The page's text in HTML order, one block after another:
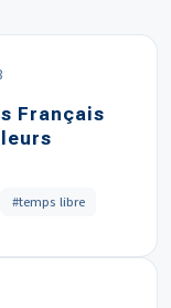
Français
#temps libre